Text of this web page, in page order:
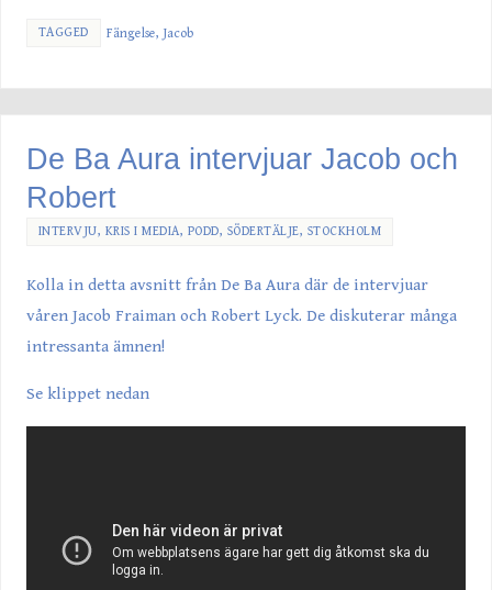
TAGGED Fängelse, Jacob
De Ba Aura intervjuar Jacob och
Robert
INTERVJU, KRIS I MEDIA, PODD, SÖDERTÄLJE, STOCKHOLM
Kolla in detta avsnitt från De Ba Aura där de intervjuar
våren Jacob Fraiman och Robert Lyck. De diskuterar många
intressanta ämnen!
Se klippet nedan